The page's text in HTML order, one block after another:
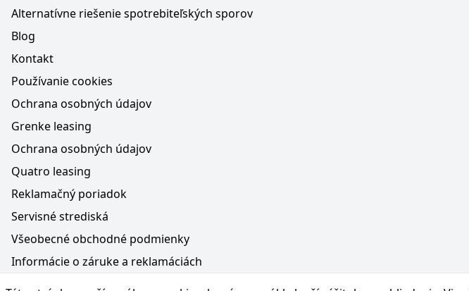
Alternatívne riešenie spotrebiteľských sporov
Blog
Kontakt
Používanie cookies
Ochrana osobných údajov
Grenke leasing
Ochrana osobných údajov
Quatro leasing
Reklamačný poriadok
Servisné strediská
Všeobecné obchodné podmienky
Informácie o záruke a reklamáciách